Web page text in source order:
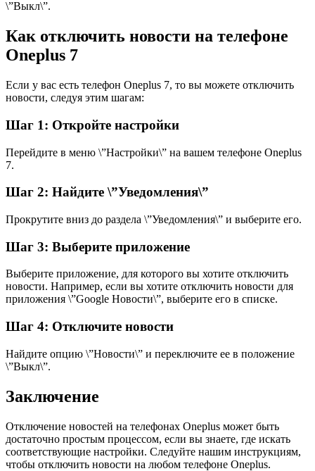
\”Выкл\”.
Как отключить новости на телефоне
Oneplus 7
Если у вас есть телефон Oneplus 7, то вы можете отключить
новости, следуя этим шагам:
Шаг 1: Откройте настройки
Перейдите в меню \”Настройки\” на вашем телефоне Oneplus
7.
Шаг 2: Найдите \”Уведомления\”
Прокрутите вниз до раздела \”Уведомления\” и выберите его.
Шаг 3: Выберите приложение
Выберите приложение, для которого вы хотите отключить
новости. Например, если вы хотите отключить новости для
приложения \”Google Новости\”, выберите его в списке.
Шаг 4: Отключите новости
Найдите опцию \”Новости\” и переключите ее в положение
\”Выкл\”.
Заключение
Отключение новостей на телефонах Oneplus может быть
достаточно простым процессом, если вы знаете, где искать
соответствующие настройки. Следуйте нашим инструкциям,
чтобы отключить новости на любом телефоне Oneplus.